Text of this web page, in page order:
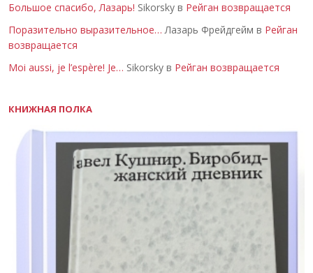
Большое спасибо, Лазарь! Sikorsky в Рейган возвращается
Поразительно выразительное… Лазарь Фрейдгейм в Рейган
возвращается
Moi aussi, je l’espère! Je… Sikorsky в Рейган возвращается
КНИЖНАЯ ПОЛКА